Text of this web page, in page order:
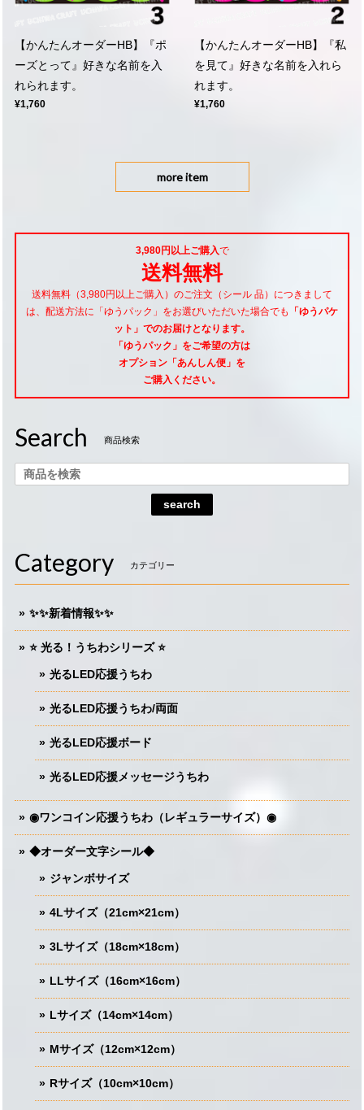
【かんたんオーダーHB】『ポ
ーズとって』好きな名前を入
れられます。
¥1,760
【かんたんオーダーHB】『私
を見て』好きな名前を入れら
れます。
¥1,760
more item
3,980円以上ご購入で
送料無料
送料無料（3,980円以上ご購入）のご注文（シール 品）につきまして
は、配送方法に「ゆうパック」をお選びいただいた場合でも
「ゆうパケ
ット」でのお届けとなります。
「ゆうパック」をご希望の方は
オプション「あんしん便」 を
ご購入ください。
Search 商品検索
search
Category カテゴリー
✨✨新着情報✨✨
⭐️ 光る！うちわシリーズ ⭐️
光るLED応援うちわ
光るLED応援うちわ/両面
光るLED応援ボード
光るLED応援メッセージうちわ
◉ワンコイン応援うちわ（レギュラーサイズ）◉
◆オーダー文字シール◆
ジャンボサイズ
4Lサイズ（21cm×21cm）
3Lサイズ（18cm×18cm）
LLサイズ（16cm×16cm）
Lサイズ（14cm×14cm）
Mサイズ（12cm×12cm）
Rサイズ（10cm×10cm）